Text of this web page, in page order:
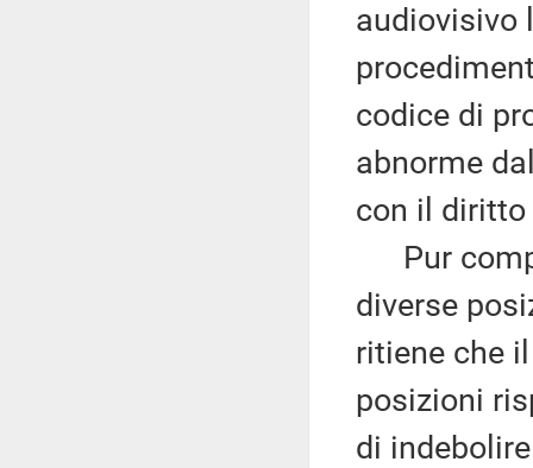
audiovisivo
codice di
abnorme
con il
Pur
diverse
ritiene che
posizioni
di